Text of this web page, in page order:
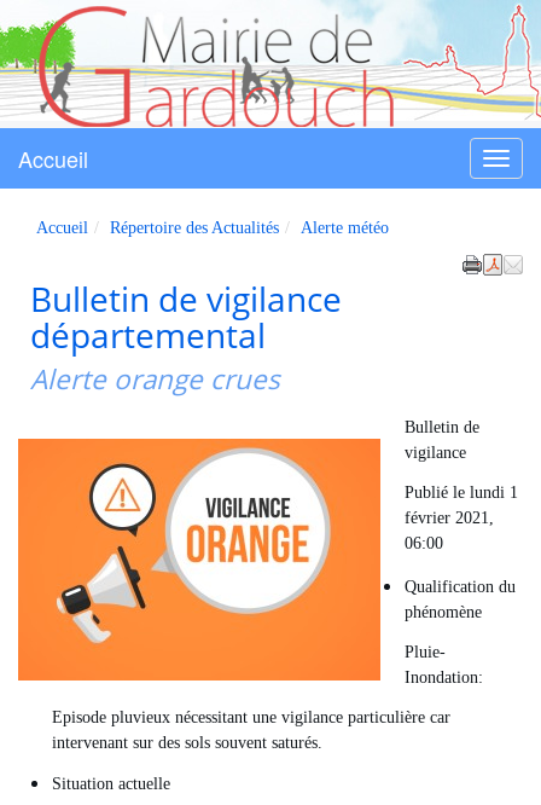
Gardouch Menu
Accueil
Accueil Répertoire des Actualités Alerte météo
Bulletin de vigilance
départemental
Alerte orange crues
Bulletin de
vigilance
Publié le lundi 1
février 2021,
06:00
Qualification du
phénomène
Pluie-
Inondation:
Episode pluvieux nécessitant une vigilance particulière car
intervenant sur des sols souvent saturés.
Situation actuelle